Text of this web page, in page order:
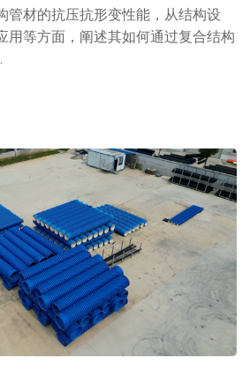
管材的抗压抗形变性能，从结构设
用等方面，阐述其如何通过复合结构